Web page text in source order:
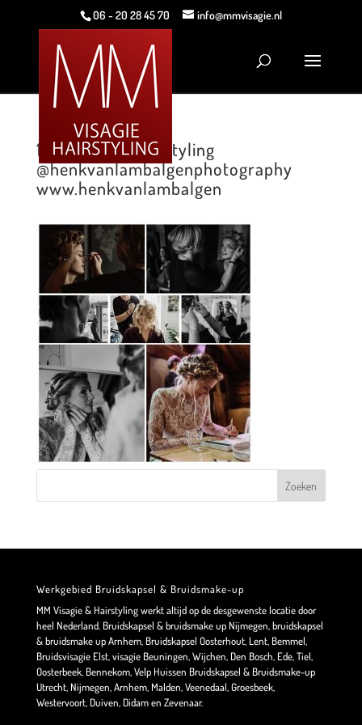
06 - 20 28 45 70 info@mmvisagie.nl
1.MM Visagie Hairstyling
@henkvanlambalgenphotography
www.henkvanlambalgen
Werkgebied Bruidskapsel & Bruidsmake-up
MM Visagie & Hairstyling werkt altijd op de desgewenste locatie door
heel Nederland. Bruidskapsel & bruidsmake up Nijmegen, bruidskapsel
& bruidsmake up Arnhem, Bruidskapsel Oosterhout, Lent, Bemmel,
Bruidsvisagie Elst, visagie Beuningen, Wijchen, Den Bosch, Ede, Tiel,
Oosterbeek, Bennekom, Velp Huissen Bruidskapsel & Bruidsmake-up
Utrecht, Nijmegen, Arnhem, Malden, Veenedaal, Groesbeek,
Westervoort, Duiven, Didam en Zevenaar.